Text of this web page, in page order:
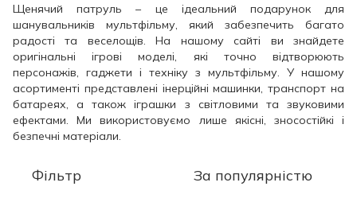
Щенячий патруль – це ідеальний подарунок для
шанувальників мультфільму, який забезпечить багато
радості та веселощів. На нашому сайті ви знайдете
оригінальні ігрові моделі, які точно відтворюють
персонажів, гаджети і техніку з мультфільму. У нашому
асортименті представлені інерційні машинки, транспорт на
батареях, а також іграшки з світловими та звуковими
ефектами. Ми використовуємо лише якісні, зносостійкі і
безпечні матеріали.
Фільтр За популярністю